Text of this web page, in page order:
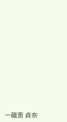
一龍斎 貞奈